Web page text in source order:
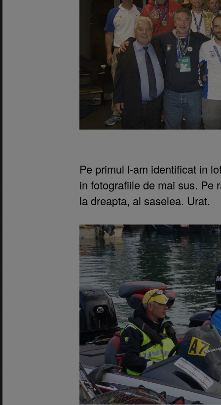
Pe primul l-am identificat in
in fotografiile de mai sus. Pe
la dreapta, al saselea. Urat.